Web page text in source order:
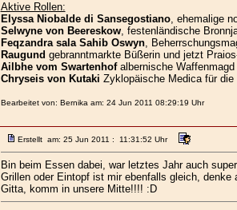
Aktive Rollen:
Elyssa Niobalde di Sansegostiano, ehemalige
Selwyne von Beereskow, festenländische
Feqzandra sala Sahib Oswyn,
Raugund gebranntmarkte Büßerin und jetzt
Ailbhe vom Swartenhofalbernische Waffenmagd
Chryseis von Kutaki Zyklopäische Medica für
Bearbeitet von: Bernika am: 24 Jun 2011 08:29:19 Uhr
Erstellt am: 25 Jun 2011 : 11:31:52 Uhr
Bin beim Essen dabei, war letztes Jahr auch
Grillen oder Eintopf ist mir ebenfalls gleich, denke
Gitta, komm in unsere Mitte!!!! :D